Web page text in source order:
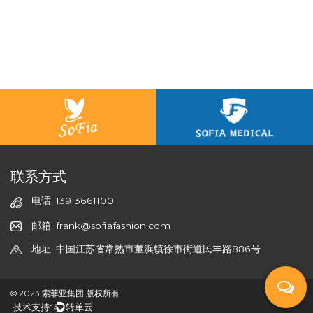
联系方式
电话: 13913661100
邮箱: frank@sofiafashion.com
地址: 中国江苏省常熟市董浜镇徐市街道民丰路886号
© 2023 索菲亚集团 版权所有
技术支持: 转单云